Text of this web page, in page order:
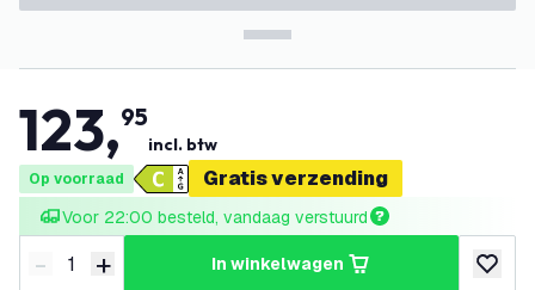
123,95
incl. btw
Op voorraad Gratis verzending
Voor 22:00 besteld, vandaag verstuurd
Verminder hoeveelheid
- Verhoog hoeveelheid
+ in winkelwagen